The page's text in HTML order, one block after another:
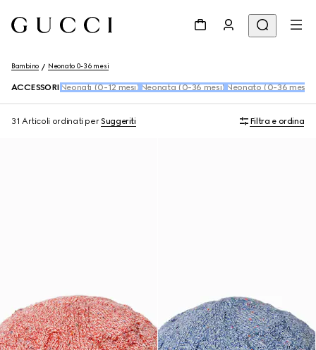
Bambino Neonato 0-36 mesi
ACCESSORI Neonati (0-12 mesi) Neonata (0-36 mesi) Neonato (0-36 mesi)
31 Articoli ordinati perSuggeriti Filtra e ordina